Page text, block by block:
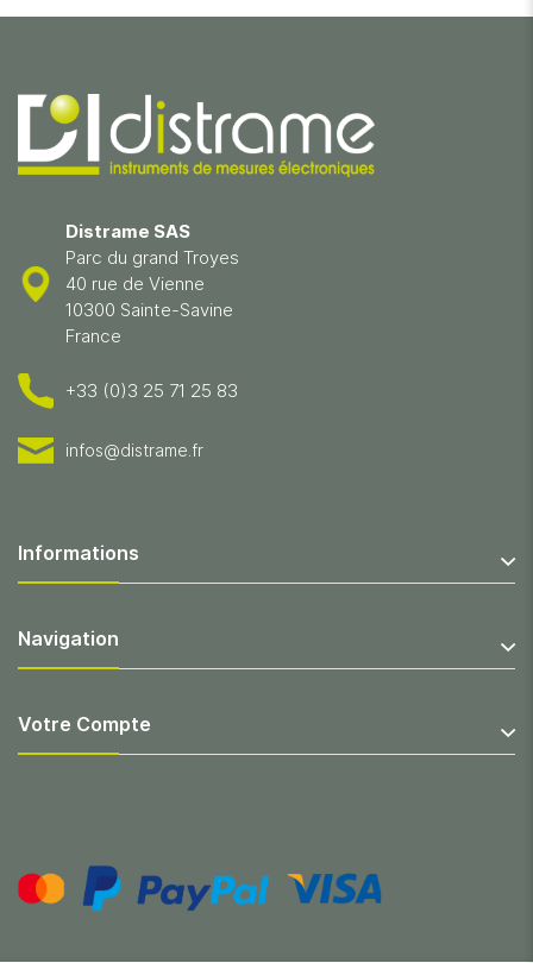
Distrame SAS
Parc du grand Troyes
40 rue de Vienne
10300 Sainte-Savine
France
+33 (0)3 25 71 25 83
infos@distrame.fr
Informations
Navigation
Votre Compte